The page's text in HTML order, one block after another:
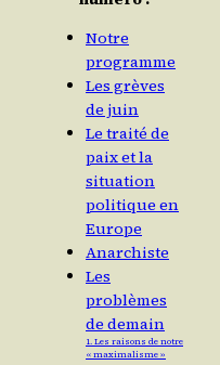
Notre
programme
Les grèves
de juin
Le traité de
paix et la
situation
politique en
Europe
Anarchiste
Les
problèmes
de demain
1. Les raisons de notre
« maximalisme »